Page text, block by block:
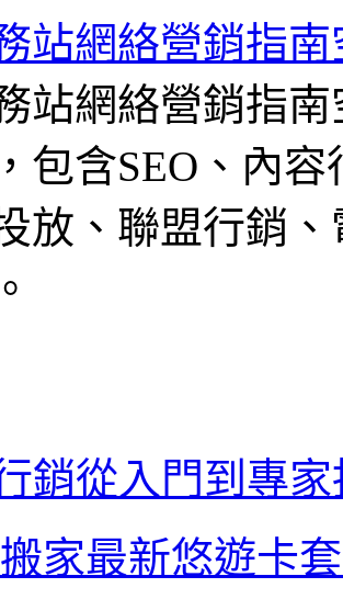
站網絡營銷指南
站網絡營銷指
包含SEO、內
放、聯盟行銷
銷從入門到專家
家最新悠遊卡